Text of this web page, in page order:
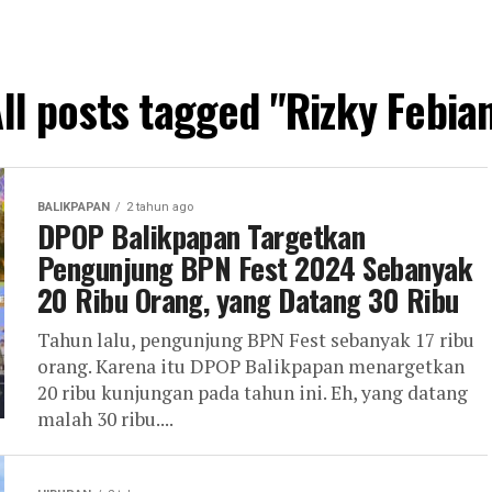
posts tagged "Rizky
BALIKPAPAN 2 tahun ago
DPOP Balikpapan Targetkan
Pengunjung BPN Fest 2024 Sebanyak
20 Ribu Orang, yang Datang 30 Ribu
Tahun lalu, pengunjung BPN Fest sebanyak 17 ribu
orang. Karena itu DPOP Balikpapan menargetkan
20 ribu kunjungan pada tahun ini. Eh, yang datang
malah 30 ribu....